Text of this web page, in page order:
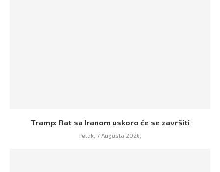
Tramp: Rat sa Iranom uskoro će se završiti
Petak, 7 Augusta 2026,